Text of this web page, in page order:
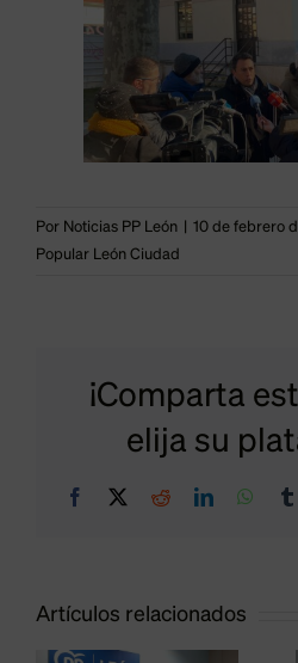
Por Noticias PP León 10 de febrero
Popular León Ciudad
¡Comparta
elija su
Facebook
X RedditLinkedIn
Artículos relacionados
Fernández:
“La falta
de
refleja en